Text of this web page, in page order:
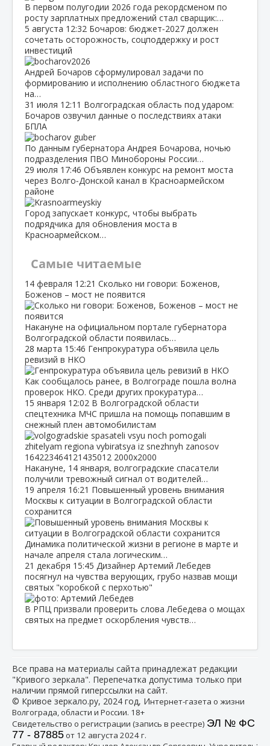
В первом полугодии 2026 года рекордсменом по
росту зарплатных предложений стал сварщик:…
5 августа 12:32 Бочаров: бюджет‑2027 должен
сочетать осторожность, соцподдержку и рост
инвестиций
Андрей Бочаров сформулировал задачи по
формированию и исполнению областного бюджета
на…
31 июля 12:11 Волгоградская область под ударом:
Бочаров озвучил данные о последствиях атаки
БПЛА
По данным губернатора Андрея Бочарова, ночью
подразделения ПВО Минобороны России…
29 июля 17:46 Объявлен конкурс на ремонт моста
через Волго‑Донской канал в Красноармейском
районе
Город запускает конкурс, чтобы выбрать
подрядчика для обновления моста в
Красноармейском…
Самые читаемые
14 февраля 12:21 Сколько ни говори: Боженов,
Боженов – мост не появится
Накануне на официальном портале губернатора
Волгоградской области появилась…
28 марта 15:46 Генпрокуратура объявила цель
ревизий в НКО
Как сообщалось ранее, в Волгограде пошла волна
проверок НКО. Среди других прокуратура…
15 января 12:02 В Волгоградской области
спецтехника МЧС пришла на помощь попавшим в
снежный плен автомобилистам
Накануне, 14 января, волгоградские спасатели
получили тревожный сигнал от водителей…
19 апреля 16:21 Повышенный уровень внимания
Москвы к ситуации в Волгоградской области
сохранится
Динамика политической жизни в регионе в марте и
начале апреля стала логическим…
21 декабря 15:45 Дизайнер Артемий Лебедев
посягнул на чувства верующих, грубо назвав мощи
святых "коробкой с перхотью"
В РПЦ призвали проверить слова Лебедева о мощах
святых на предмет оскорбления чувств…
Все права на материалы сайта принадлежат редакции
"Кривого зеркала". Перепечатка допустима только при
наличии прямой гиперссылки на сайт.
© Кривое зеркало.ру, 2024 год, Интернет-газета о жизни
Волгограда, области и России. 18+
Свидетельство о регистрации (запись в реестре) ЭЛ № ФС
77 - 87885от 12 августа 2024 г.